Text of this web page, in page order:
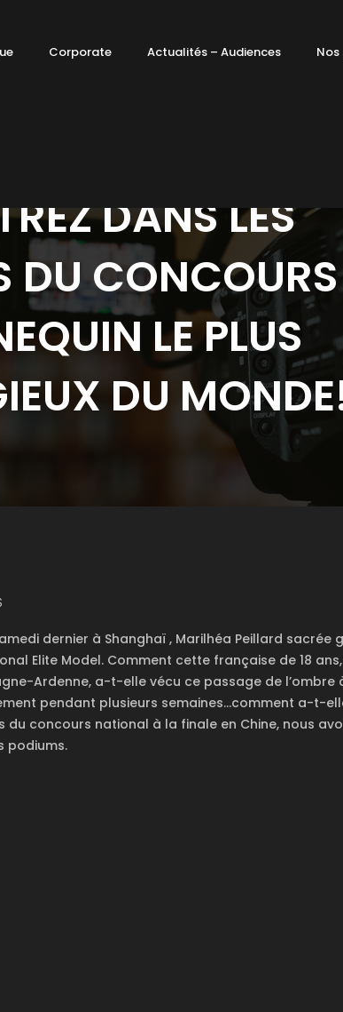
Corporate Actualités – Audiences
DANS LES
DU
LE PLUS
DU
dernier à Shanghaï , Marilhéa Peillard
Elite Model. Comment cette française de 18
Ardenne, a-t-elle vécu ce passage de l’ombre
pendant plusieurs semaines…comment a-t-
du concours national à la finale en Chine, nous
podiums.